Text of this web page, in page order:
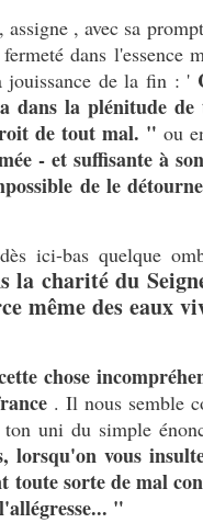
, avec sa
dans l'essence
de la fin : '
dans la plénitude
de tout mal. " ou
- et suffisante à
de le
ici-bas quelque
la charité du
même des eaux
chose
. Il nous semble
uni du simple
lorsqu'on vous
toute sorte de mal
"